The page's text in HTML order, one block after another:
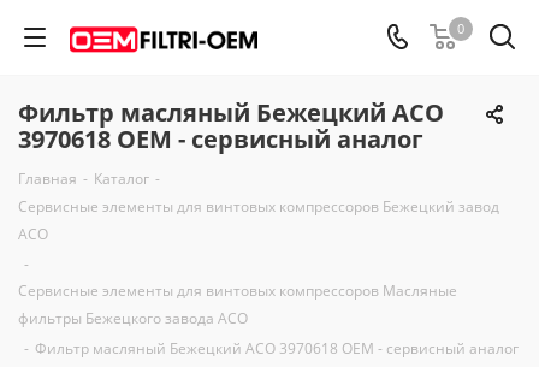
0
Фильтр масляный Бежецкий АСО
3970618 OEM - сервисный аналог
Главная - Каталог -
Сервисные элементы для винтовых компрессоров Бежецкий завод
АСО
-
Сервисные элементы для винтовых компрессоров Масляные
фильтры Бежецкого завода АСО
- Фильтр масляный Бежецкий АСО 3970618 OEM - сервисный аналог